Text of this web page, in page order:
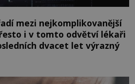
mezi nejkomplikovanější
i v tomto odvětví lékaři
dvacet let výrazný